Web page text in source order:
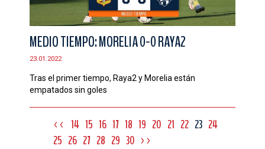
MEDIO TIEMPO: MORELIA 0-0 RAYA2
23.01.2022
Tras el primer tiempo, Raya2 y Morelia están
empatados sin goles
<< 14 15 16 17 18 19 20 21 22 23 24
25 26 27 28 29 30 >>